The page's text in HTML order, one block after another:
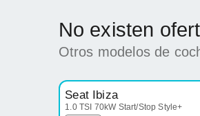
No existen
Otros modelos de
Seat Ibiza
1.0 TSI 70kW Start/Stop Style+